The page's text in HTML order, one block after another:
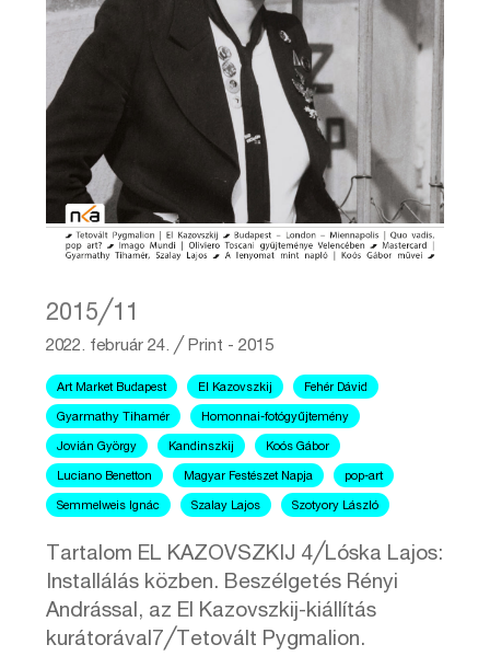
2015╱11
2022. február 24. ╱ Print - 2015
Art Market Budapest El Kazovszkij Fehér Dávid
Gyarmathy Tihamér Homonnai-fotógyűjtemény
Jovián György Kandinszkij Koós Gábor
Luciano Benetton Magyar Festészet Napja pop-art
Semmelweis Ignác Szalay Lajos Szotyory László
Tartalom EL KAZOVSZKIJ 4╱Lóska Lajos:
Installálás közben. Beszélgetés Rényi
Andrással, az El Kazovszkij-kiállítás
kurátorával7╱Tetovált Pygmalion.